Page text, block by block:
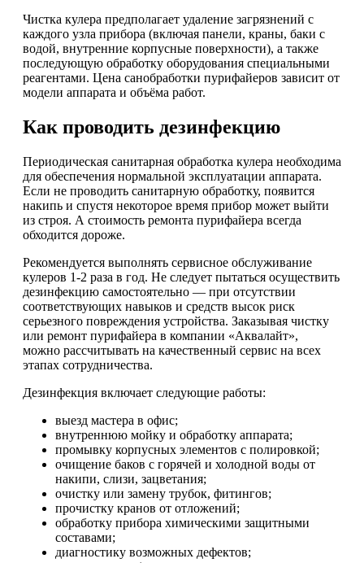
Чистка кулера предполагает удаление загрязнений с
каждого узла прибора (включая панели, краны, баки с
водой, внутренние корпусные поверхности), а также
последующую обработку оборудования специальными
реагентами. Цена санобработки пурифайеров зависит от
модели аппарата и объёма работ.
Как проводить дезинфекцию
Периодическая санитарная обработка кулера необходима
для обеспечения нормальной эксплуатации аппарата.
Если не проводить санитарную обработку, появится
накипь и спустя некоторое время прибор может выйти
из строя. А стоимость ремонта пурифайера всегда
обходится дороже.
Рекомендуется выполнять сервисное обслуживание
кулеров 1-2 раза в год. Не следует пытаться осуществить
дезинфекцию самостоятельно ― при отсутствии
соответствующих навыков и средств высок риск
серьезного повреждения устройства. Заказывая чистку
или ремонт пурифайера в компании «Аквалайт»,
можно рассчитывать на качественный сервис на всех
этапах сотрудничества.
Дезинфекция включает следующие работы:
выезд мастера в офис;
внутреннюю мойку и обработку аппарата;
промывку корпусных элементов с полировкой;
очищение баков с горячей и холодной воды от
накипи, слизи, зацветания;
очистку или замену трубок, фитингов;
прочистку кранов от отложений;
обработку прибора химическими защитными
составами;
диагностику возможных дефектов;